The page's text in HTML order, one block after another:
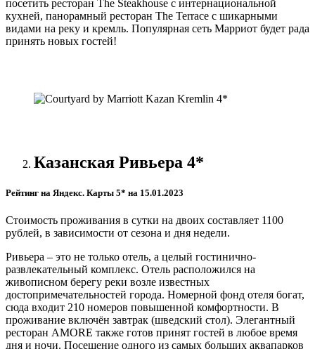
посетить ресторан The Steakhouse с интернациональной
кухней, панорамный ресторан The Terrace с шикарными
видами на реку и кремль. Популярная сеть Марриот будет рада
принять новых гостей!
Казанская Ривьера 4*
Рейтинг на Яндекс. Карты 5* на 15.01.2023
Стоимость проживания в сутки на двоих составляет 1100
рублей, в зависимости от сезона и дня недели.
Ривьера – это не только отель, а целый гостинично-
развлекательный комплекс. Отель расположился на
живописном берегу реки возле известных
достопримечательностей города. Номерной фонд отеля богат,
сюда входит 210 номеров повышенной комфортности. В
проживание включён завтрак (шведский стол). Элегантный
ресторан AMORE также готов принят гостей в любое время
дня и ночи. Посещение одного из самых больших аквапарков